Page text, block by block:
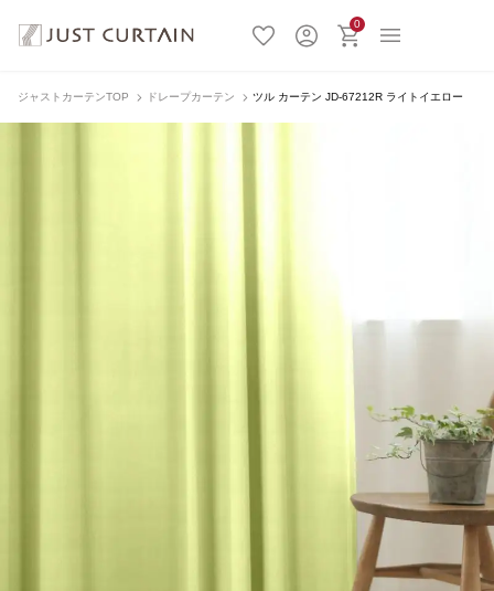
0
ジャストカーテンTOP ドレープカーテン ツル カーテン JD-67212R ライトイエロー